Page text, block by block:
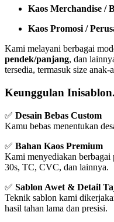
Kaos Merchandise /
Kaos Promosi /
Kami melayani berbagai
pendek/panjang, dan
tersedia, termasuk size anak-
Keunggulan
✅ Desain Bebas Custom
Kamu bebas menentukan
✅ Bahan Kaos Premium
Kami menyediakan berbagai
30s, TC, CVC, dan lainnya.
✅ Sablon Awet & Detail
Teknik sablon kami
hasil tahan lama dan presisi.